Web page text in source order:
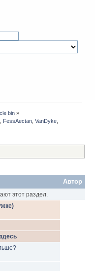
bin»
FessAectan ,VanDyke
Автор
этот раздел.